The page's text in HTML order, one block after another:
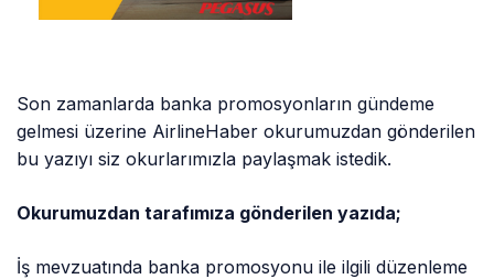
Son zamanlarda banka promosyonların gündeme
gelmesi üzerine AirlineHaber okurumuzdan gönderilen
bu yazıyı siz okurlarımızla paylaşmak istedik.
Okurumuzdan tarafımıza gönderilen yazıda;
İş mevzuatında banka promosyonu ile ilgili düzenleme